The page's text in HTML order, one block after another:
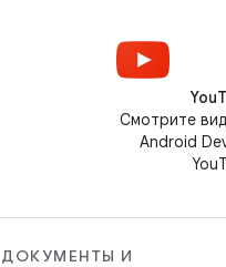
Смотрите
Android
ДОКУМЕНТЫ И